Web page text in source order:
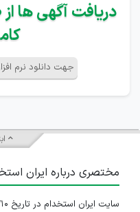
دریافت آگهی ها از
جهت دانلود نرم
مختصری درباره ایران